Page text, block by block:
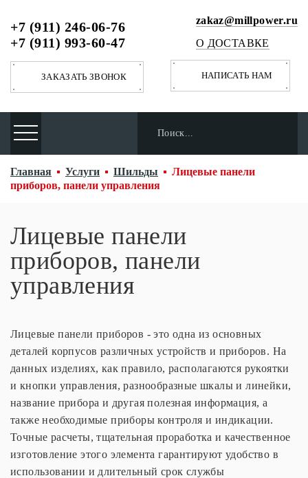
+7 (911) 246-06-76
+7 (911) 993-60-47
ЗАКАЗАТЬ ЗВОНОК
zakaz@millpower.ru
О ДОСТАВКЕ
НАПИСАТЬ НАМ
Главная Услуги Шильды
Лицевые панели
приборов, панели управления
Лицевые панели
приборов, панели
управления
Лицевые панели приборов - это одна из основных
деталей корпусов различных устройств и приборов. На
данных изделиях, как правило, располагаются рукоятки
и кнопки управления, разнообразные шкалы и линейки,
название прибора и другая полезная информация, а
также необходимые приборы контроля и индикации.
Точные расчеты, тщательная проработка и качественное
изготовление этого элемента гарантируют удобство в
использовании и длительный срок службы